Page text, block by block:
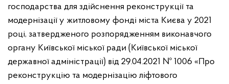
господарства для здійснення реконструкції та
модернізації у житловому фонді міста Києва у 2021
році, затвердженого розпорядженням виконавчого
органу Київської міської ради (Київської міської
державної адміністрації) від 29.04.2021 № 1006 «Про
реконструкцію та модернізацію ліфтового